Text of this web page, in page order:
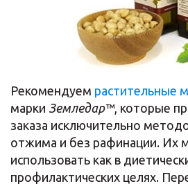
Рекомендуем растительные
марки Земледар™, которые
заказа исключительно
отжима и без рафинации. Их
использовать как в
профилактических целях.